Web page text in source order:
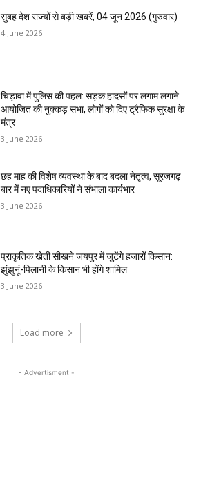
सुबह देश राज्यों से बड़ी खबरें, 04 जून 2026 (गुरुवार)
4 June 2026
चिड़ावा में पुलिस की पहल: सड़क हादसों पर लगाम लगाने
आयोजित की नुक्कड़ सभा, लोगों को दिए ट्रैफिक सुरक्षा के
मंत्र
3 June 2026
छह माह की विशेष व्यवस्था के बाद बदला नेतृत्व, सूरजगढ़
बार में नए पदाधिकारियों ने संभाला कार्यभार
3 June 2026
प्राकृतिक खेती सीखने जयपुर में जुटेंगे हजारों किसान:
झुंझुनूं-पिलानी के किसान भी होंगे शामिल
3 June 2026
Load more
- Advertisment -